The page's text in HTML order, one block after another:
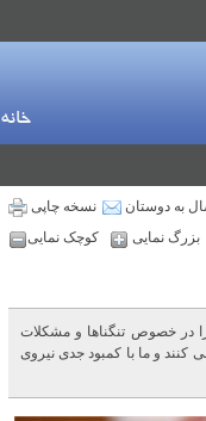
خانه
نسخه چاپی
به دوستان
بزرگ نمایی
کوچک نمایی
خصوص تنگناها و مشکلات
کشور محافظت می کنند و ما با کمبود جدی نیروی